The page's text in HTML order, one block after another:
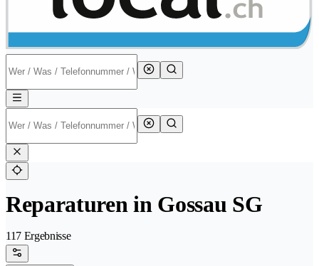
Reparaturen in Gossau SG
117 Ergebnisse